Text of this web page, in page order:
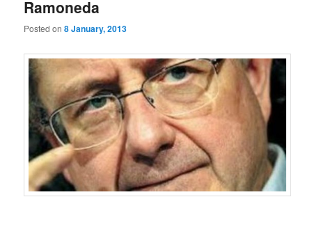
Ramoneda
Posted on8 January, 2013